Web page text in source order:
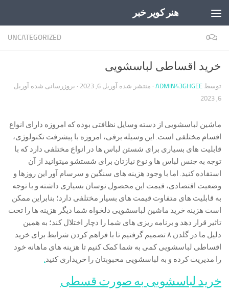
هنر کویر خبر
UNCATEGORIZED 0
خرید اقساطی لباسشویی
توسط ADMIN43GHGEE · منتشر شده آوریل 6, 2023 · بروزرسانی شده آوریل
6, 2023
ماشین لباسشویی از دسته وسایل نظافتی بوده که امروزه دارای انواع
اقسام مختلفی است. این وسیله برقی، امروزه با پیشرفت تکنولوژی،
قابلیت های بسیاری برای شستن لباس ها در انواع مختلفی دارد که با
توجه به جنس لباس ها و نوع نیازتان برای شستشو میتوانید از آن
استفاده کنید. اما با وجود هزینه های سنگین و سرسام آور این روزها و
وضعیت اقتصادی، قیمت این محصول نوسان بسیاری داشته و با توجه
به قابلیت های متفاوت قیمت های بسیار مختلفی دارد؛ بنابراین ممکن
است هزینه خرید ماشین لباسشویی دلخواه شما دیگر هزینه ها را تحت
تاثیر قرار دهد و برنامه ریزی های شما را دچار اختلال کند؛ به همین
دلیل ما در گلدن ۸ تصمیم گرفتیم تا با فراهم کردن شرایط برای خرید
اقساطی لباسشویی کمی به شما کمک کنیم تا هزینه های ماهانه خود
را مدیریت کرده و به لباسشویی محبوبتان را خریداری کنید.
خرید لباسشویی به صورت قسطی